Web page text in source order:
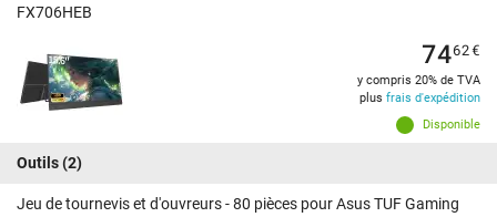
FX706HEB
Disponible
7462€
y compris 20% de TVA
plus frais d'expédition
Outils(2)
Jeu de tournevis et d'ouvreurs - 80 pièces pour Asus TUF Gaming